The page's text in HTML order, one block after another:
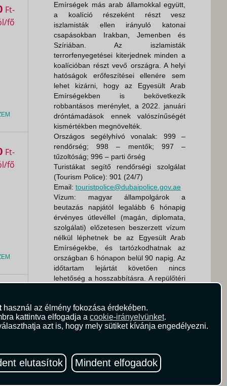
használ az élmény fokozása érdekében.
kattintva elfogadja a cookie-irányelvünket.
azt is, hogy mely sütiket kívánja engedélyezni.
elutasítok Mindent elfogadok
Ft
Ft
Emírségek más arab államokkal együtt,
a koalíció részeként részt vesz
iszlamisták ellen irányuló katonai
csapásokban Irakban, Jemenben és
Szíriában. Az iszlamisták
terrorfenyegetései kiterjednek minden a
koalícióban részt vevő országra. A helyi
hatóságok erőfeszítései ellenére sem
lehet kizárni, hogy az Egyesült Arab
Emírségekben is bekövetkezik
robbantásos merénylet, a 2022. januári
dróntámadások ennek valószínűségét
kismértékben megnövelték.
Országos segélyhívó vonalak: 999 –
rendőrség; 998 – mentők; 997 –
tűzoltóság; 996 – parti őrség
Turistákat segítő rendőrségi szolgálat
(Tourism Police): 901 (24/7)
Email: touristpolice@dubaipolice.gov.ae
Vízum: magyar állampolgárok a
beutazás napjától legalább 6 hónapig
érvényes útlevéllel (magán, diplomata,
szolgálati) előzetesen beszerzett vízum
nélkül léphetnek be az Egyesült Arab
Emírségekbe, és tartózkodhatnak az
országban 6 hónapon belül 90 napig. Az
időtartam lejártát követően nincs
lehetőség a hosszabbításra. A repülőtéri
Magánútlevél:
Elvárt
érvényessége:
A beutazás napjától
számolva még legalább 6
hónapig érvényesnek kell
További információk:
Egyesült Arab
Emírségek | Konzuli Tájékoztatás